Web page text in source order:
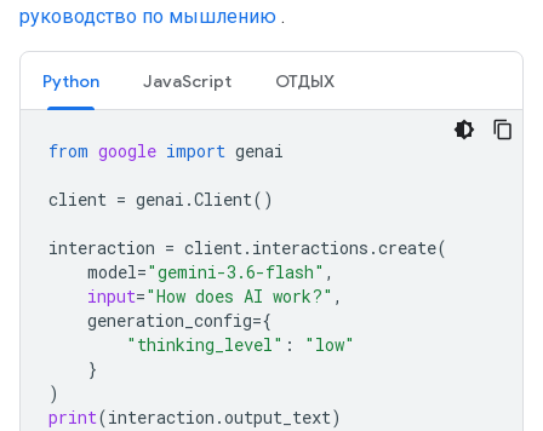
руководство по мышлению .
Python JavaScript ОТДЫХ
from google import genai
client = genai .Client()
interaction = client. interactions .create(
model="gemini-3.6-flash" ,
input="How does AI work?" ,
generation_config={
"thinking_level" :
"low"
}
)
print(interaction .output_text)